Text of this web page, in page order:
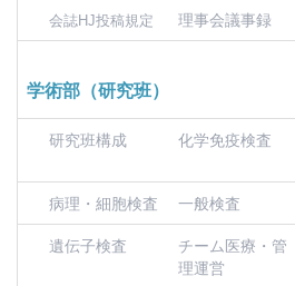
会誌HJ投稿規定 理事会議事録
学術部（研究班）
研究班構成 化学免疫検査
病理・細胞検査
一般検査
遺伝子検査
チーム医療・管
理運営